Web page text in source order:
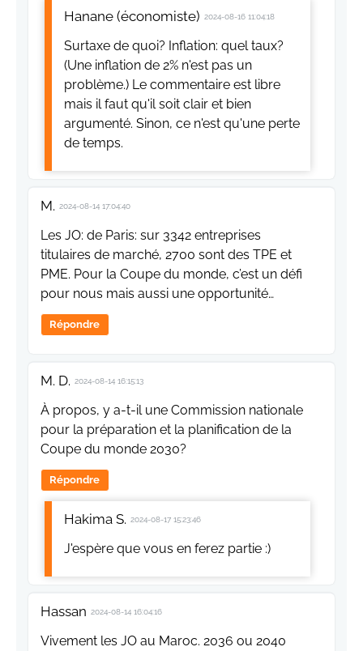
Hanane (économiste) 2024-08-16 11:04:18
Surtaxe de quoi? Inflation: quel taux?
(Une inflation de 2% n'est pas un
problème.) Le commentaire est libre
mais il faut qu'il soit clair et bien
argumenté. Sinon, ce n'est qu'une perte
de temps.
M. 2024-08-14 17:04:40
Les JO: de Paris: sur 3342 entreprises
titulaires de marché, 2700 sont des TPE et
PME. Pour la Coupe du monde, c’est un défi
pour nous mais aussi une opportunité…
Répondre
M. D. 2024-08-14 16:15:13
À propos, y a-t-il une Commission nationale
pour la préparation et la planification de la
Coupe du monde 2030?
Répondre
Hakima S. 2024-08-17 15:23:46
J'espère que vous en ferez partie :)
Hassan 2024-08-14 16:04:16
Vivement les JO au Maroc. 2036 ou 2040